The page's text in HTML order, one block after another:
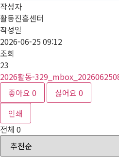
작성자
활동진흥센터
작성일
2026-06-25 09:12
조회
23
2026활동-
좋아요 0 싫어요 0
인쇄
전체 0